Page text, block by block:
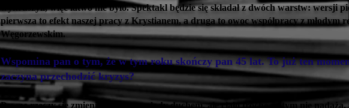
wykruszyli, więc łatwo nie było. Spektakl będzie się składał z dwóch warstw: wersji
pierwsza to efekt naszej pracy z Krystianem, a druga to owoc współpracy z młodym
Węgorzewskim.
Wspomina pan o tym, że w tym roku skończy pan 45 lat. To już ten
zaczyna przechodzić kryzys?
Pewne rzeczy się zmieniają, jestem młody duchem, ale ciało trochę za tym nie nadąża,